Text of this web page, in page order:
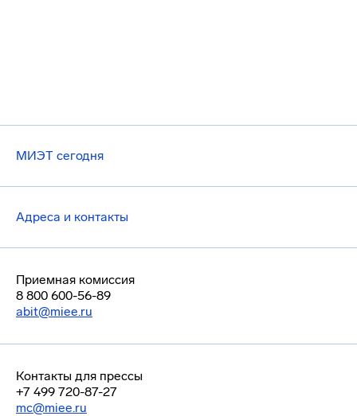
МИЭТ сегодня
Адреса и контакты
Приемная комиссия
8 800 600-56-89
abit@miee.ru
Контакты для прессы
+7 499 720-87-27
mc@miee.ru